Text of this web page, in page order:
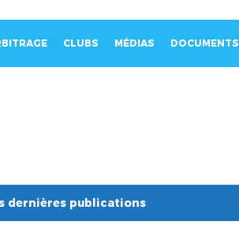
CLUBS MÉDIAS DOCUMENTS
dernières publications